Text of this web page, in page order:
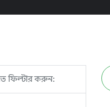
ফিল্টার করুন: